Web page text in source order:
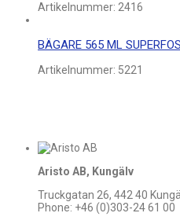
Artikelnummer: 2416
BÄGARE 565 ML
Artikelnummer: 5221
Aristo AB, Kungälv
Truckgatan 26, 442 40
Phone: +46 (0)303-24 61 00